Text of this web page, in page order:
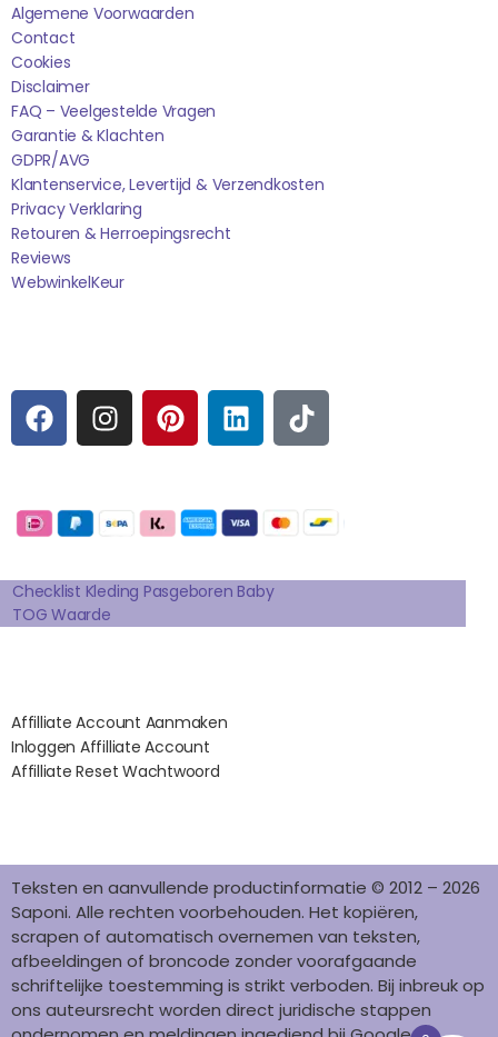
Algemene Voorwaarden
Contact
Cookies
Disclaimer
FAQ – Veelgestelde Vragen
Garantie & Klachten
GDPR/AVG
Klantenservice, Levertijd & Verzendkosten
Privacy Verklaring
Retouren & Herroepingsrecht
Reviews
WebwinkelKEur
F
A
C
B
O
O
K
I
N
S
A
R
A
M
P
I
N
E
R
E
S
T
L
I
N
E
D
I
N
T
I
K
O
K
Checklist Kleding Pasgeboren Baby
TOG Waarde
Affilliate Account Aanmaken
Inloggen Affilliate Account
Affilliate Reset Wachtwoord
Teksten en aanvullende productinformatie © 2012 – 2026
Saponi. Alle rechten voorbehouden. Het kopiëren,
scrapen of automatisch overnemen van teksten,
afbeeldingen of broncode zonder voorafgaande
schriftelijke toestemming is strikt verboden. Bij inbreuk op
ons auteursrecht worden direct juridische stappen